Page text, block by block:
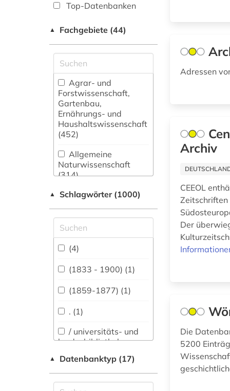
Top-Datenbanken
▲ Fachgebiete (44)
Agrar- und
Forstwissenschaft,
Gartenbau,
Ernährungs- und
Haushaltswissenschaft
(452)
Allgemeine
Naturwissenschaft
(314)
Allgemeine und
Datenbanken (2959)
Allgemeine und
vergleichende Sprach-
und
Literaturwissenschaft.
Indogermanistik.
Außereuropäische
Sprachen und
Literaturen (823)
Anglistik.
Amerikanistik (739)
Archäologie (325)
▲ Schlagwörter (1000)
(4)
(1833 - 1900) (1)
(1859-1877) (1)
. (1)
/ universitäts- und
landesbibliothek
100-1216 (1)
▲ Datenbanktyp (17)
Adressen
Archiv
CEEOL
Der
Die
5200